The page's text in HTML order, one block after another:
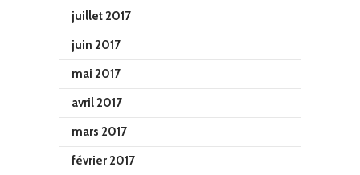
juillet 2017
juin 2017
mai 2017
avril 2017
mars 2017
février 2017